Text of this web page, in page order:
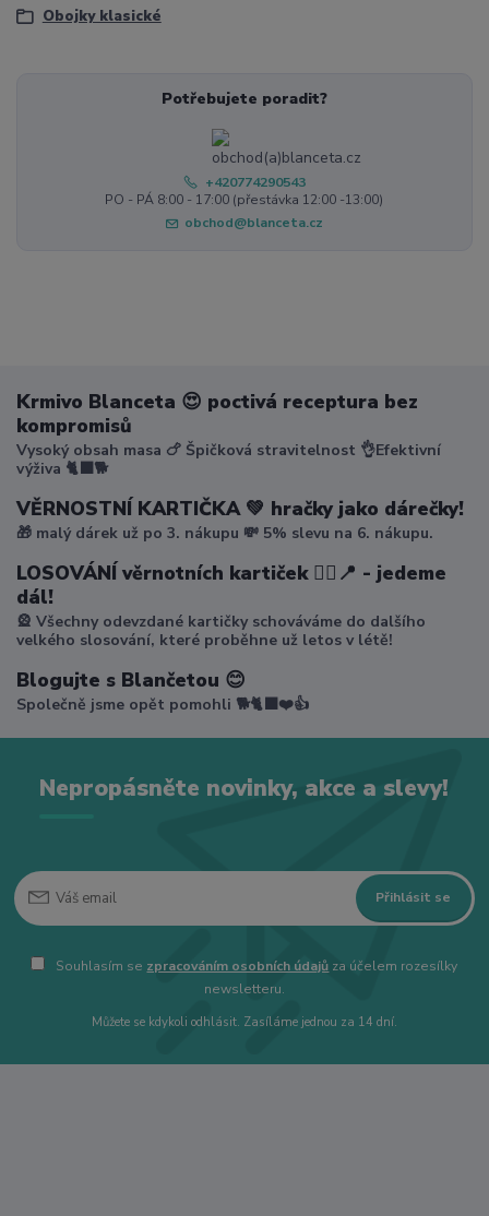
Obojky klasické
Potřebujete poradit?
+420774290543
PO - PÁ 8:00 - 17:00 (přestávka 12:00 -13:00)
obchod@blanceta.cz
Krmivo Blanceta 😍 poctivá receptura bez
kompromisů
Vysoký obsah masa 🍗 Špičková stravitelnost 👌Efektivní
výživa 🐈‍⬛🐕
VĚRNOSTNÍ KARTIČKA 💚 hračky jako dárečky!
🎁 malý dárek už po 3. nákupu 💸 5% slevu na 6. nákupu.
LOSOVÁNÍ věrnotních kartiček 🤸‍♀️📍 - jedeme
dál!
🎡 Všechny odevzdané kartičky schováváme do dalšího
velkého slosování, které proběhne už letos v létě!
Blogujte s Blančetou 😊
Společně jsme opět pomohli 🐕🐈‍⬛❤️👍
Nepropásněte novinky, akce a slevy!
Přihlásit se
Souhlasím se zpracováním osobních údajů za účelem rozesílky
newsletteru.
Můžete se kdykoli odhlásit. Zasíláme jednou za 14 dní.